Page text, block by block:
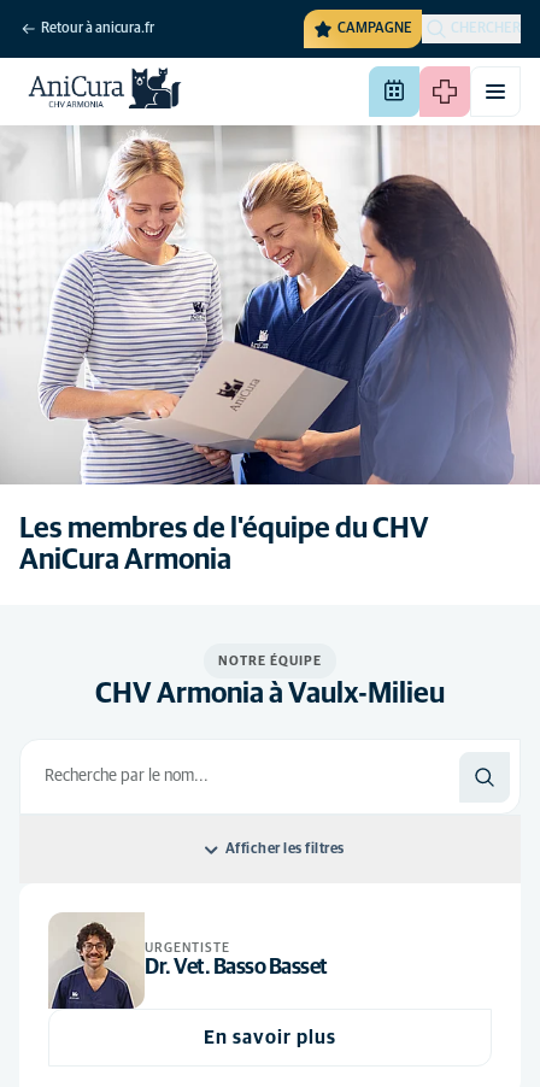
Retour à anicura.fr CAMPAGNE CHERCHER
Les membres de l'équipe du CHV
AniCura Armonia
NOTRE ÉQUIPE
CHV Armonia à Vaulx-Milieu
Afficher les filtres
Classer par: Default
Default
Ordre alphabétique
Toutes les disciplines
Anesthésie
URGENTISTE
Dr. Vet. Basso Basset
En savoir plus